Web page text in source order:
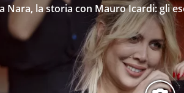
Nara, la storia con Mauro Icardi: gli